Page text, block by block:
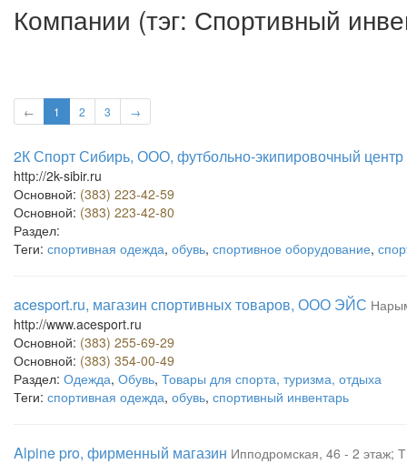
Компании (тэг: Спортивный
← 1 2 3 →
2К Спорт Сибирь, ООО, футбольно-экипировочный центр
http://2k-sibir.ru
Основной: (383) 223-42-59
Основной: (383) 223-42-80
Раздел:
Теги: спортивная одежда, обувь, спортивное оборудование,
acesport.ru, магазин спортивных товаров, ООО ЭЙС
http://www.acesport.ru
Основной: (383) 255-69-29
Основной: (383) 354-00-49
Раздел: Одежда, Обувь, Товары для спорта, туризма, отдыха
Теги: спортивная одежда, обувь, спортивный инвентарь
Alpine pro, фирменный магазин Ипподромская, 46 - 2 этаж;